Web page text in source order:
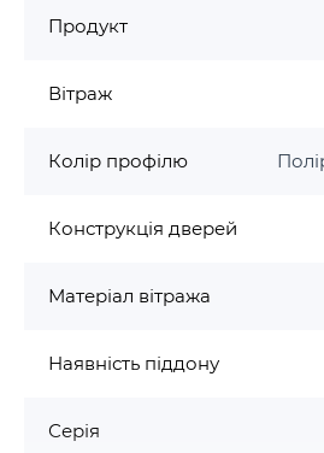
Профіль: білий,
Конструкція: нерухомі
Скло: 6 мм AntiCalc
Продукт
Вітраж
Колір профілю
Конструкція дверей
Матеріал вітража
Наявність піддону
Серія